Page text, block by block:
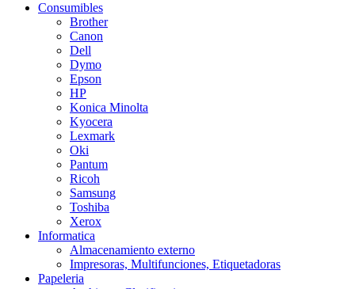
Consumibles
Brother
Canon
Dell
Dymo
Epson
HP
Konica Minolta
Kyocera
Lexmark
Oki
Pantum
Ricoh
Samsung
Toshiba
Xerox
Informatica
Almacenamiento externo
Impresoras, Multifunciones, Etiquetadoras
Papeleria